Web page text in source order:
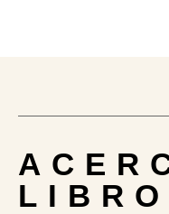
LIBRO